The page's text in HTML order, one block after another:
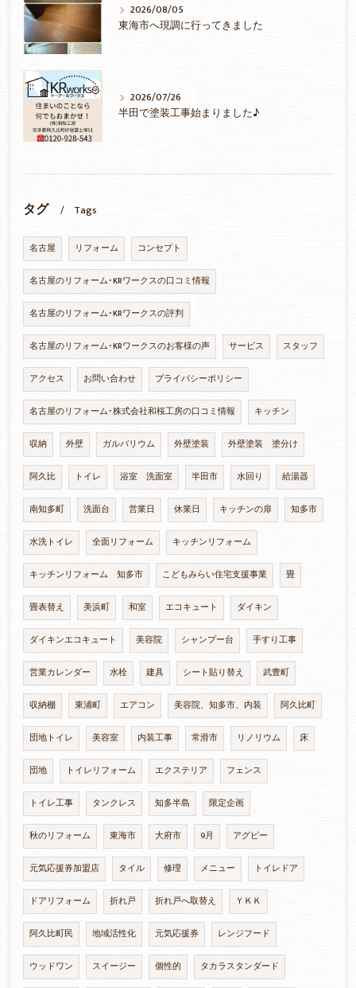
2026/08/05
東海市へ現調に行ってきました
2026/07/26
半田で塗装工事始まりました♪
タグ Tags
名古屋 リフォーム コンセプト
名古屋のリフォーム･KRワークスの口コミ情報
名古屋のリフォーム･KRワークスの評判
名古屋のリフォーム･KRワークスのお客様の声 サービス スタッフ
アクセス お問い合わせ プライバシーポリシー
名古屋のリフォーム･株式会社和桜工房の口コミ情報 キッチン
収納 外壁 ガルバリウム 外壁塗装 外壁塗装 塗分け
阿久比 トイレ 浴室 洗面室 半田市 水回り 給湯器
南知多町 洗面台 営業日 休業日 キッチンの扉 知多市
水洗トイレ 全面リフォーム キッチンリフォーム
キッチンリフォーム 知多市 こどもみらい住宅支援事業 畳
畳表替え 美浜町 和室 エコキュート ダイキン
ダイキンエコキュート 美容院 シャンプー台 手すり工事
営業カレンダー 水栓 建具 シート貼り替え 武豊町
収納棚 東浦町 エアコン 美容院、知多市、内装 阿久比町
団地トイレ 美容室 内装工事 常滑市 リノリウム 床
団地 トイレリフォーム エクステリア フェンス
トイレ工事 タンクレス 知多半島 限定企画
秋のリフォーム 東海市 大府市 9月 アグピー
元気応援券加盟店 タイル 修理 メニュー トイレドア
ドアリフォーム 折れ戸 折れ戸へ取替え ＹＫＫ
阿久比町民 地域活性化 元気応援券 レンジフード
ウッドワン スイージー 個性的 タカラスタンダード